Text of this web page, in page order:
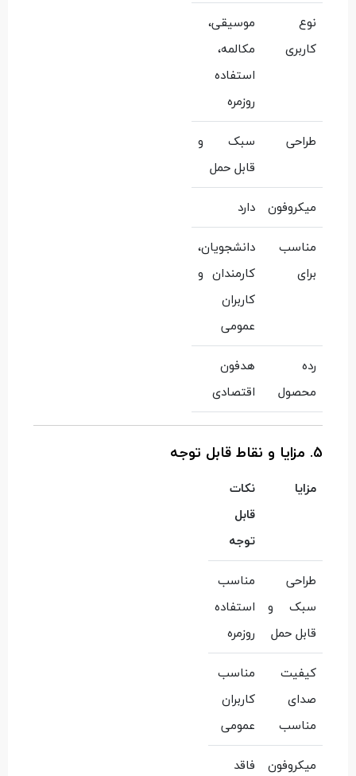
نوع
کاربری
موسیقی،
مکالمه،
استفاده
روزمره
طراحی
سبک و
قابل حمل
میکروفون
دارد
مناسب
برای
دانشجویان،
کارمندان و
کاربران
عمومی
رده
محصول
هدفون
اقتصادی
5. مزایا و نقاط قابل توجه
مزایا
نکات
قابل
توجه
طراحی
سبک و
قابل حمل
مناسب
استفاده
روزمره
کیفیت
صدای
مناسب
مناسب
کاربران
عمومی
میکروفون
فاقد